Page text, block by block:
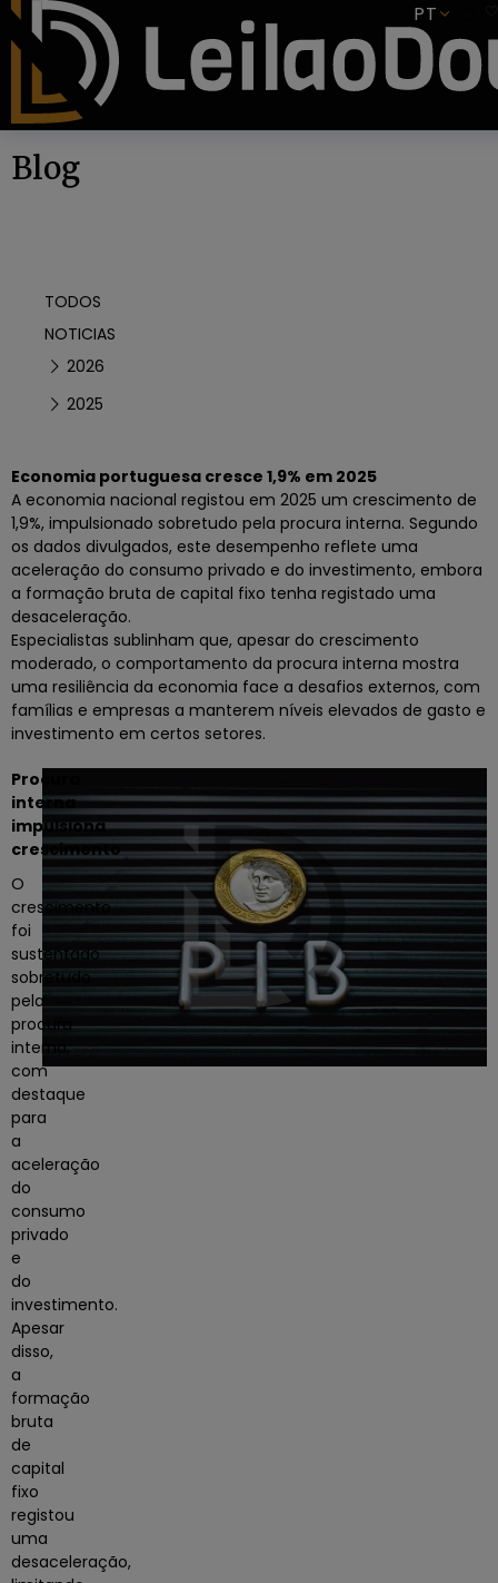
PT
Blog
TODOS
NOTICIAS
2026
2025
Economia portuguesa cresce 1,9% em 2025
A economia nacional registou em 2025 um crescimento de
1,9%, impulsionado sobretudo pela procura interna. Segundo
os dados divulgados, este desempenho reflete uma
aceleração do consumo privado e do investimento, embora
a formação bruta de capital fixo tenha registado uma
desaceleração.
Especialistas sublinham que, apesar do crescimento
moderado, o comportamento da procura interna mostra
uma resiliência da economia face a desafios externos, com
famílias e empresas a manterem níveis elevados de gasto e
investimento em certos setores.
Procura
interna
impulsiona
crescimento
O
crescimento
foi
sustentado
sobretudo
pela
procura
interna,
com
destaque
para
a
aceleração
do
consumo
privado
e
do
investimento.
Apesar
disso,
a
formação
bruta
de
capital
fixo
registou
uma
desaceleração,
SUBSCREVER